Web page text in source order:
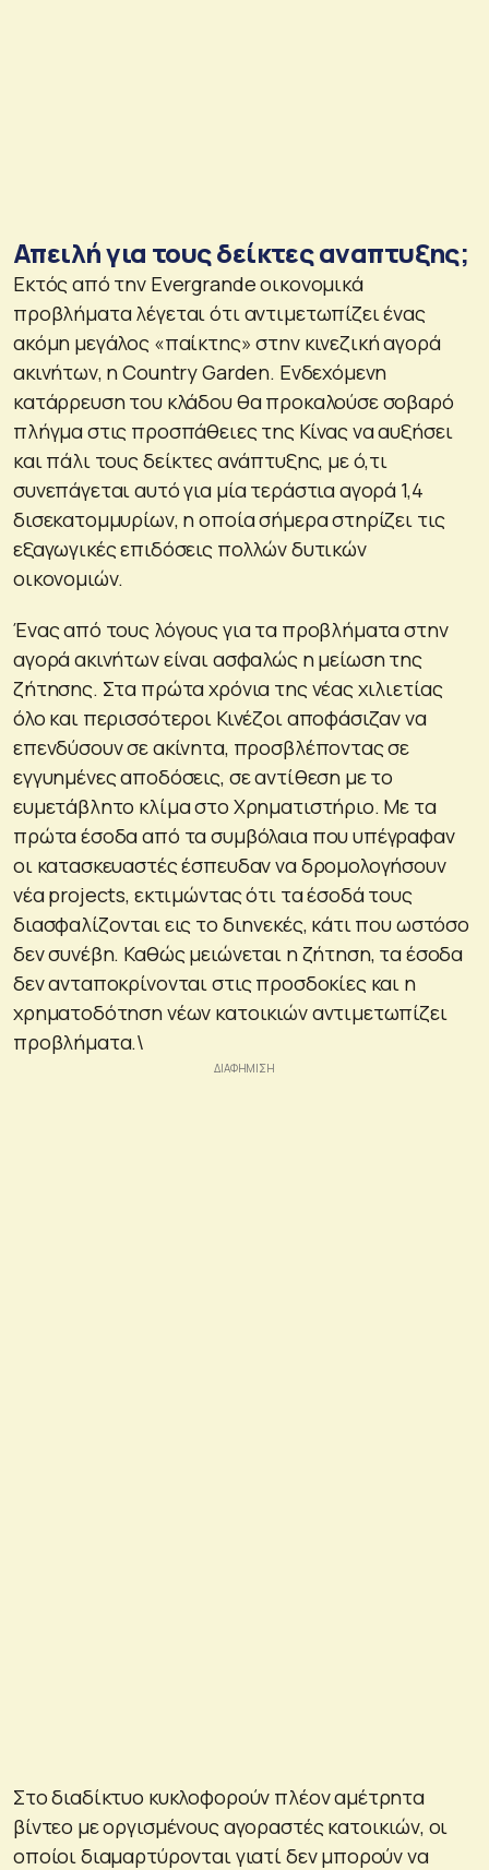
Απειλή για τους δείκτες αναπτυξης;
Εκτός από την Evergrande οικονομικά
προβλήματα λέγεται ότι αντιμετωπίζει ένας
ακόμη μεγάλος «παίκτης» στην κινεζική αγορά
ακινήτων, η Country Garden. Ενδεχόμενη
κατάρρευση του κλάδου θα προκαλούσε σοβαρό
πλήγμα στις προσπάθειες της Κίνας να αυξήσει
και πάλι τους δείκτες ανάπτυξης, με ό,τι
συνεπάγεται αυτό για μία τεράστια αγορά 1,4
δισεκατομμυρίων, η οποία σήμερα στηρίζει τις
εξαγωγικές επιδόσεις πολλών δυτικών
οικονομιών.
Ένας από τους λόγους για τα προβλήματα στην
αγορά ακινήτων είναι ασφαλώς η μείωση της
ζήτησης. Στα πρώτα χρόνια της νέας χιλιετίας
όλο και περισσότεροι Κινέζοι αποφάσιζαν να
επενδύσουν σε ακίνητα, προσβλέποντας σε
εγγυημένες αποδόσεις, σε αντίθεση με το
ευμετάβλητο κλίμα στο Χρηματιστήριο. Με τα
πρώτα έσοδα από τα συμβόλαια που υπέγραφαν
οι κατασκευαστές έσπευδαν να δρομολογήσουν
νέα projects, εκτιμώντας ότι τα έσοδά τους
διασφαλίζονται εις το διηνεκές, κάτι που ωστόσο
δεν συνέβη. Καθώς μειώνεται η ζήτηση, τα έσοδα
δεν ανταποκρίνονται στις προσδοκίες και η
χρηματοδότηση νέων κατοικιών αντιμετωπίζει
προβλήματα.\
Στο διαδίκτυο κυκλοφορούν πλέον αμέτρητα
βίντεο με οργισμένους αγοραστές κατοικιών, οι
οποίοι διαμαρτύρονται γιατί δεν μπορούν να